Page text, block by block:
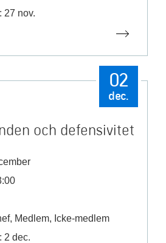
27 nov.
02
dec.
och defensivitet
Medlem, Icke-medlem
2 dec.